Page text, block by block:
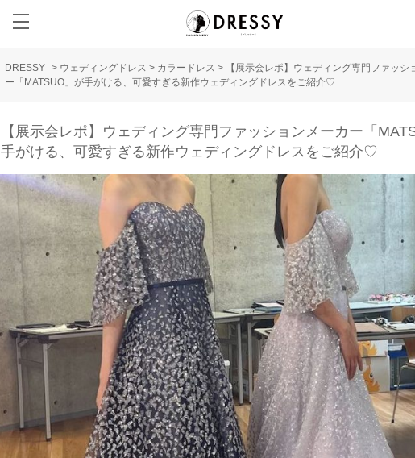
DRESSY > ウェディングドレス > カラードレス >
【展示会レポ】ウェディング専門ファッシ
ー「MATSUO」が手がける、可愛すぎる新作ウェディングドレスをご紹介♡
【展示会レポ】ウェディング専門ファッションメーカー「
手がける、可愛すぎる新作ウェディングドレスをご紹介♡